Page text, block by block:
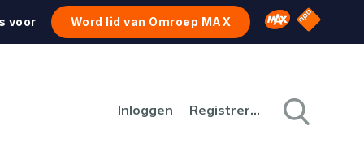
voor Word lid van Omroep MAX Omroep MAX
NPO
Inloggen Registreren